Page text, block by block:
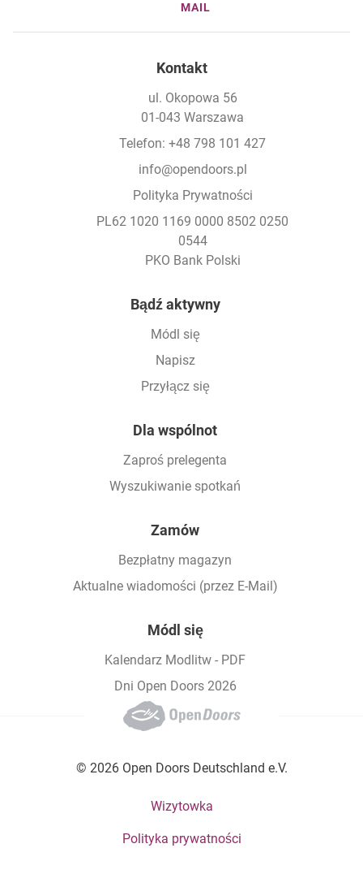
MAIL
Kontakt
ul. Okopowa 56
01-043 Warszawa
Telefon: +48 798 101 427
info@opendoors.pl
Polityka Prywatności
PL62 1020 1169 0000 8502 0250
0544
PKO Bank Polski
Bądź aktywny
Módl się
Napisz
Przyłącz się
Dla wspólnot
Zaproś prelegenta
Wyszukiwanie spotkań
Zamów
Bezpłatny magazyn
Aktualne wiadomości (przez E-Mail)
Módl się
Kalendarz Modlitw - PDF
Dni Open Doors 2026
© 2026 Open Doors Deutschland e.V.
Footer bottom menuWizytowka
Polityka prywatności